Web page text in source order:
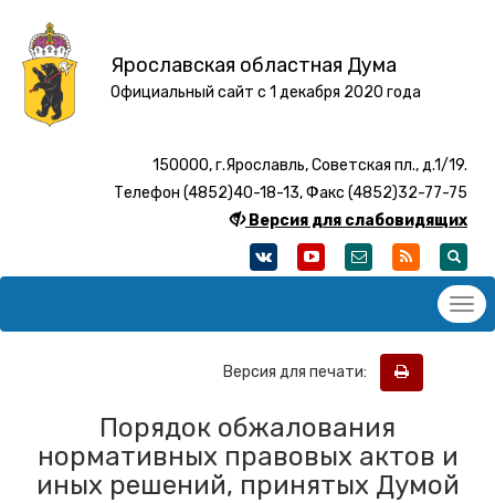
Ярославская областная Дума
Официальный сайт с 1 декабря 2020 года
150000, г.Ярославль, Советская пл., д.1/19.
Телефон (4852)40-18-13, Факс (4852)32-77-75
Версия для слабовидящих
Версия для печати:
Порядок обжалования
нормативных правовых актов и
иных решений, принятых Думой